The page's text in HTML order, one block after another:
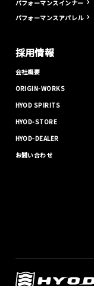
パフォーマンスインナー
パフォーマンスアパレル
採用情報
会社概要
ORIGIN-WORKS
HYOD SPIRITS
HYOD-STORE
HYOD-DEALER
お問い合わせ